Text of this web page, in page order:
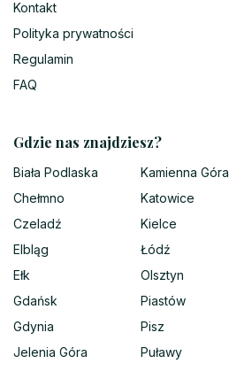
Kontakt
Polityka prywatności
Regulamin
FAQ
Gdzie nas znajdziesz?
Biała Podlaska
Chełmno
Czeladź
Elbląg
Ełk
Gdańsk
Gdynia
Jelenia Góra
Kamienna Góra
Katowice
Kielce
Łódź
Olsztyn
Piastów
Pisz
Puławy